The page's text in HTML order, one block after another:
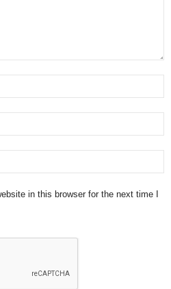
in this browser for the next time I